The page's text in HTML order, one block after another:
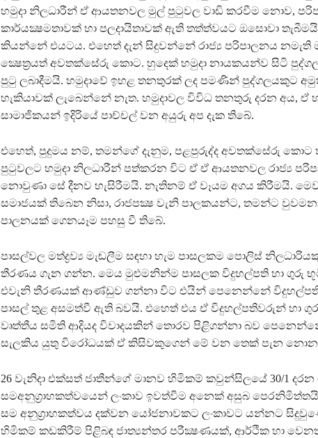
හමුදා නිලධාරීන් ඒ ආයතනවල මුල් පුටුවල වාඩි කරවීම නොව,
කාර්යක්‍ෂමතාවක් හා පලදායිතාවක් ඇති තත්ත්වයට ඔසොවා
කියන්නේ එයටය. එහෙත් දැන් සිදුවන්නේ රාජ්‍ය පරිපාලනය නමැති
ක්‍ෂෙත‍්‍රයත් අවතක්සේරු කොට. හුදෙක් හමුදා නායකයන්ව සිටි
පුටු ලබාදීමයි. හමුදාවේ ඉහළ තනතුරක් ලද පමණින් පුද්ගලයකුට
හැකියාවක් ලැබෙන්නේ නැත. හමුදාවල විවිධ තනතුරු දරන අය, ඒ
සාමාජිකයන් ඉදිරියේ පාච්චල් වන අයුරු අප දැක තිබේ.
එහෙත්, පුදුමය නම්, තමන්ගේ දැනුම, පළපුරුද්ද අවතක්සේරු
පුටුවලට හමුදා නිලධාරීන් පත්කරන විට ඒ ඒ ආයතනවල රාජ්‍ය
නොවුණා සේ දීනව හැසිරීමයි. නැතිනම් ඒ වෑයම අගය කිරීමයි.
සමාජයක් තිබෙන නිසා, රාජපක්‍ෂ වැනි පාලකයන්ට, තමන්ට වුවමනා
පාලනයක් ගෙනයෑම පහසු වී තිබේ.
පාසල්වල මත්ද්‍රව්‍ය මැඬලීම සඳහා හැම පාසලකම පොලිස්
තීරණය ගැන ගන්න. මෙය මුළුමනින්ම පාසලක විදුහල්පති හා ගුරු
එවැනි තීරණයක් ආණ්ඩුව ගන්නා විට එයින් පෙනෙන්නේ විදුහල්පති
පාසල් තුළ අසමත්වී ඇති බවයි. එහෙත් එය ඒ විදුහල්පතිවරුන් හා
වෘත්තීය සමිති ආදියද විවාදයකින් තොරව පිළිගන්නා බව
සැලකිය යුතු විරෝධයක් ඒ කිසිවකුගෙන් මේ වන තෙක් පැන
26 වැනිදා එක්සත් ජාතීන්ගේ මානව හිමිකම් කවුන්සිලයේ 30/1
සමඅනුග‍්‍රාහකත්වයෙන් ලංකාව ඉවත්වීම අනෙක් අසුබ
සම අනුග‍්‍රාහකත්වය දක්වන යෝජනාවකට ලංකාවට යන්නට
හිමිකම් කඩකිරීම් පිළිබඳ ජාත්‍යන්තර පරීක්‍ෂණයක්, ආර්ථික හා